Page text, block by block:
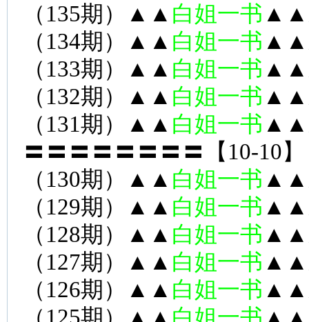
（135期）▲▲ 白姐一书 ▲▲
（134期）▲▲ 白姐一书 ▲▲
（133期）▲▲ 白姐一书 ▲▲
（132期）▲▲ 白姐一书 ▲▲
（131期）▲▲ 白姐一书 ▲▲
〓〓〓〓〓〓〓〓【10-10】
（130期）▲▲ 白姐一书 ▲▲
（129期）▲▲ 白姐一书 ▲▲
（128期）▲▲ 白姐一书 ▲▲
（127期）▲▲ 白姐一书 ▲▲
（126期）▲▲ 白姐一书 ▲▲